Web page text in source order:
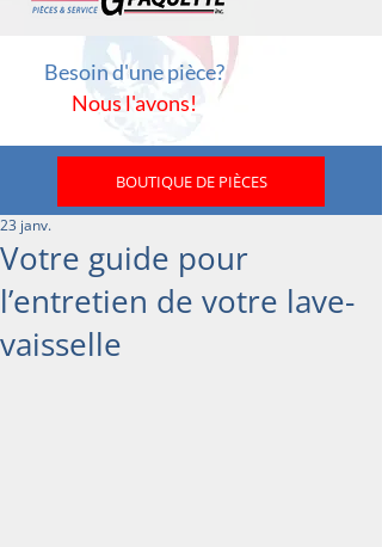
Besoin d'une pièce?
Nous l'avons!
BOUTIQUE DE PIÈCES
Votre guide pour
l’entretien de votre lave-
vaisselle
23 janv.